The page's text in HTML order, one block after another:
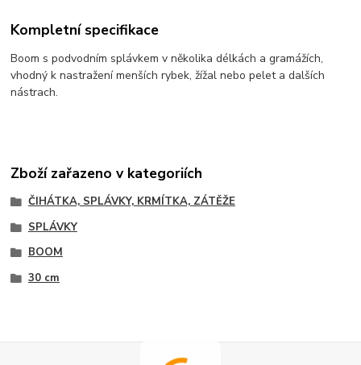
Kompletní specifikace
Boom s podvodním splávkem v několika délkách a gramážích,
vhodný k nastražení menších rybek, žížal nebo pelet a dalších
nástrach.
Zboží zařazeno v kategoriích
ČIHÁTKA, SPLÁVKY, KRMÍTKA, ZÁTĚŽE
SPLÁVKY
BOOM
30 cm